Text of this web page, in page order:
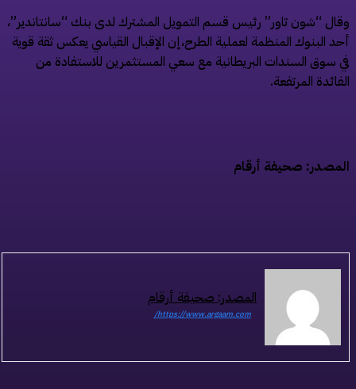
“شون تاور” رئيس قسم التمويل المشترك لدى بنك “سانتاندير”،
البنوك المنظمة لعملية الطرح،إن الإقبال القياسي يعكس ثقة قوية
سوق السندات البريطانية مع سعي المستثمرين للاستفادة من
المرتفعة.
صحيفة أرقام
المصدر: صحيفة أرقام
https://www.argaam.com/